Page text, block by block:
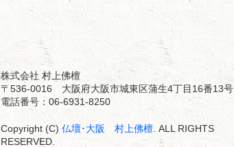
株式会社 村上佛檀
〒536-0016 大阪府大阪市城東区蒲生4丁目16番13号
電話番号：06-6931-8250
Copyright (C) 仏壇･大阪 村上佛檀 . ALL RIGHTS
RESERVED.